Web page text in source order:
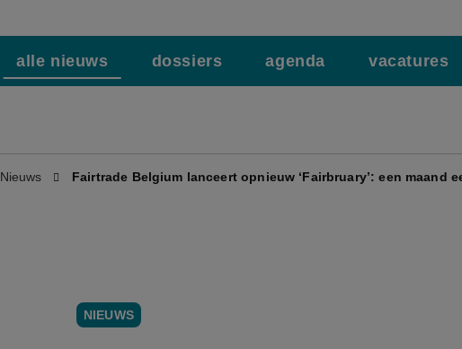
alle nieuws dossiers agenda vacatures
Nieuws Fairtrade Belgium lanceert opnieuw ‘Fairbruary’: een maand
NIEUWS